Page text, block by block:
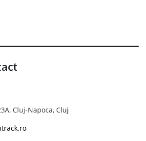
Cluj-Napoca, Cluj